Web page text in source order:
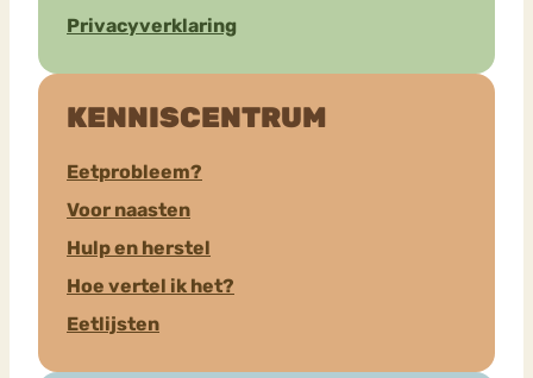
Privacyverklaring
KENNISCENTRUM
Eetprobleem?
Voor naasten
Hulp en herstel
Hoe vertel ik het?
Eetlijsten